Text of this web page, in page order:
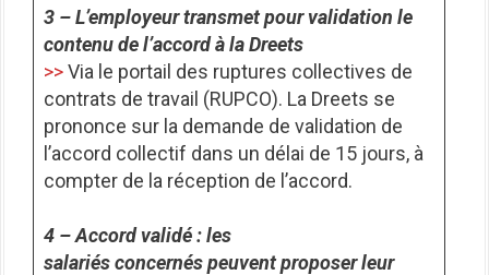
3 – L’employeur transmet pour validation le
contenu de l’accord à la Dreets
>>Via le portail des ruptures collectives de
contrats de travail (RUPCO). La Dreets se
prononce sur la demande de validation de
l’accord collectif dans un délai de 15 jours, à
compter de la réception de l’accord.
4 – Accord validé : les
salariés concernés peuvent proposer leur